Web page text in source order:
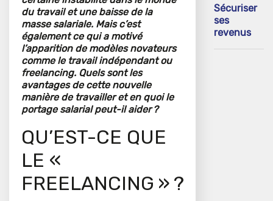
du travail et une baisse de la
masse salariale. Mais c’est
également ce qui a motivé
l’apparition de modèles novateurs
comme le travail indépendant ou
freelancing. Quels sont les
avantages de cette nouvelle
manière de travailler et en quoi le
portage salarial peut-il aider ?
QU’EST-CE QUE
LE «
FREELANCING » ?
Sécuriser
ses
revenus